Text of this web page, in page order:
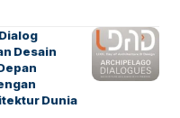
Desain
Dunia